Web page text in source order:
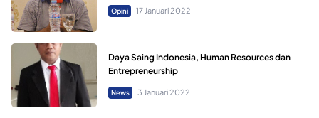
Opini 17 Januari 2022
Daya Saing Indonesia, Human Resources dan
Entrepreneurship
News 3 Januari 2022